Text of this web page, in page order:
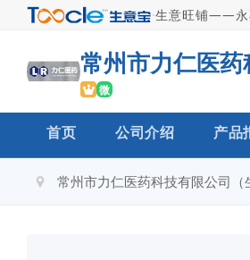
·生意旺铺——永
微
首页 公司介绍 产品
常州市力仁医药科技有限公司（